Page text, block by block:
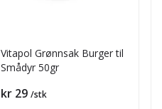
Vitapol Grønnsak Burger til
Smådyr 50gr
Pris
kr 29 /stk